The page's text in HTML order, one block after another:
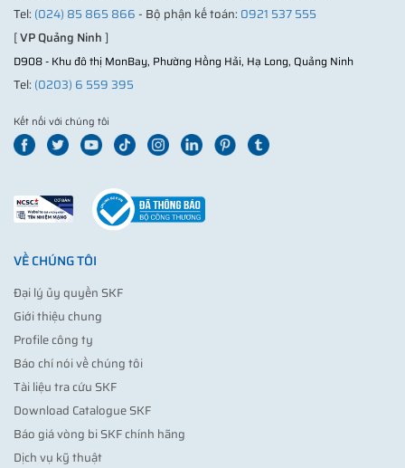
Tel: (024) 85 865 866- Bộ phận kế toán: 0921 537 555
[VP Quảng Ninh]
D908 - Khu đô thị MonBay, Phường Hồng Hải, Hạ Long, Quảng Ninh
Tel: (0203) 6 559 395
Kết nối với chúng tôi
VỀ CHÚNG TÔI
Đại lý ủy quyền SKF
Giới thiệu chung
Profile công ty
Báo chí nói về chúng tôi
Tài liệu tra cứu SKF
Download Catalogue SKF
Báo giá vòng bi SKF chính hãng
Dịch vụ kỹ thuật